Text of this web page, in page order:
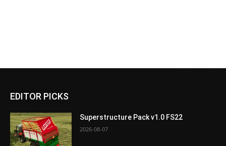
EDITOR PICKS
Superstructure Pack v1.0 FS22
2026-08-07